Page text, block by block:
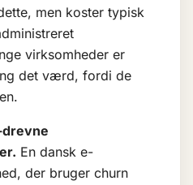
men koster typisk
virksomheder er
det værd, fordi de
drevne
En dansk e-
der bruger churn